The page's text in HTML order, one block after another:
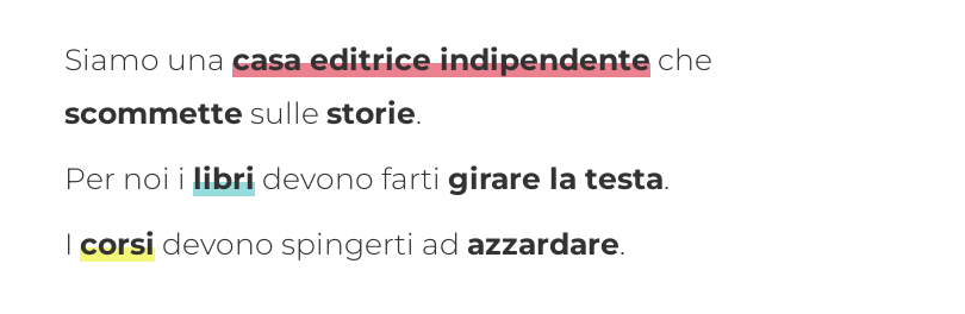
Siamo unacasa editrice indipendente che
scommette sullestorie.
Per noi ilibri devono fartigirare la testa.
Icorsi devono spingerti ad azzardare.